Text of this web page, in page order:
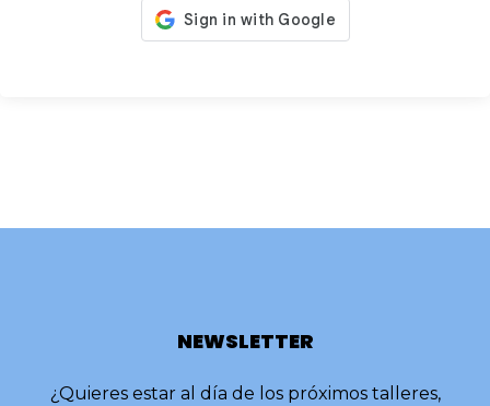
NEWSLETTER
¿Quieres estar al día de los próximos talleres,